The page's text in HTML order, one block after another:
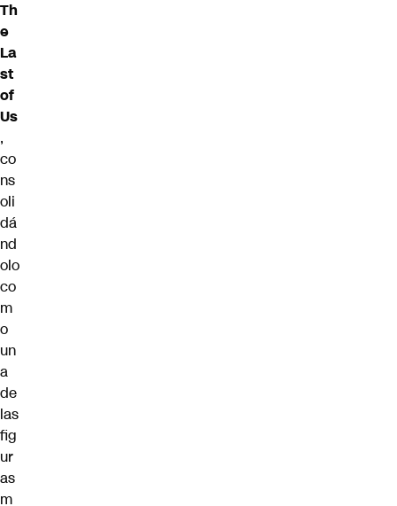
Th
e
La
st
of
Us
,
co
ns
oli
dá
nd
olo
co
m
o
un
a
de
las
fig
ur
as
m